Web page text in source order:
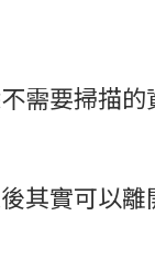
需要掃描的
其實可以離